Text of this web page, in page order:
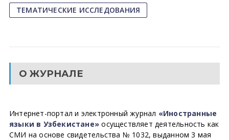
ТЕМАТИЧЕСКИЕ ИССЛЕДОВАНИЯ
О ЖУРНАЛЕ
Интернет-портал и электронный журнал «Иностранные
языки в Узбекистане» осуществляет деятельность как
СМИ на основе свидетельства № 1032, выданном 3 мая